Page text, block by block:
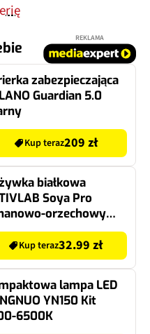
REKLAMA
zabezpieczająca
Guardian 5.0
Kup teraz209 zł
białkowa
Soya Pro
orzechowy
g) Bez cukru i bez
Kup teraz32.99 zł
lampa LED
YN150 Kit
6500K